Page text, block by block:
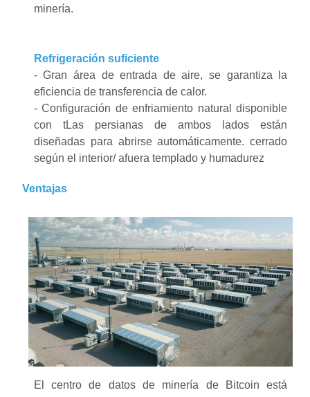
minería.
Refrigeración suficiente
-Gran área de entrada de aire, se garantiza la
eficiencia de transferencia de calor.
- Configuración de enfriamiento natural disponible
con tLas persianas de ambos lados están
diseñadas para abrirse automáticamente. cerrado
según el interior/ afuera templadoy humadurez
Ventajas
El centro de datos de minería de Bitcoin está